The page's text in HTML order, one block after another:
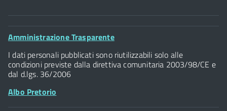
Comune di Firenze
Palazzo Vecchio
Piazza della Signoria - 50122, Firenze
P.IVA 01307110484
Footer
Amministrazione Trasparente
I dati personali pubblicati sono riutilizzabili solo alle
condizioni previste dalla direttiva comunitaria 2003/98/CE e
dal d.lgs. 36/2006
Albo Pretorio